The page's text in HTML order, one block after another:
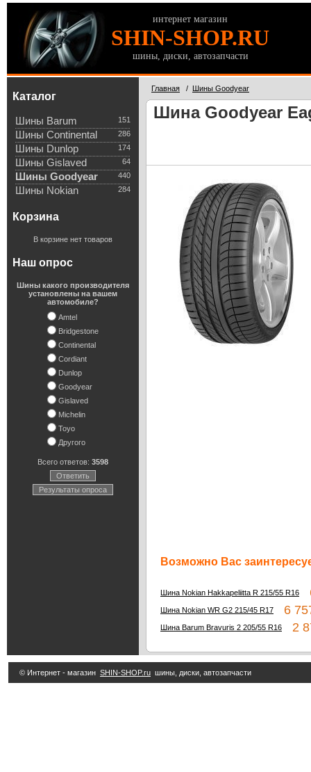
интернет магазин
SHIN-SHOP.RU
шины, диски, автозапчасти
Каталог
151
Шины Barum
286
Шины Continental
174
Шины Dunlop
64
Шины Gislaved
440
Шины Goodyear
284
Шины Nokian
Корзина
В корзине нет товаров
Наш опрос
Шины какого производителя
установлены на вашем
автомобиле?
Amtel
Bridgestone
Continental
Cordiant
Dunlop
Goodyear
Gislaved
Michelin
Toyo
Другого
Всего ответов: 3598
Ответить
Результаты опроса
Главная / Шины Goodyear
Шина Goodyear
Возможно Вас
Шина Nokian Hakkapeliitta R 215/55 R16
Шина Nokian WR G2 215/45 R17 6
Шина Barum Bravuris 2 205/55 R16 2
© Интернет - магазин SHIN-SHOP.ru шины, диски, автозапчасти